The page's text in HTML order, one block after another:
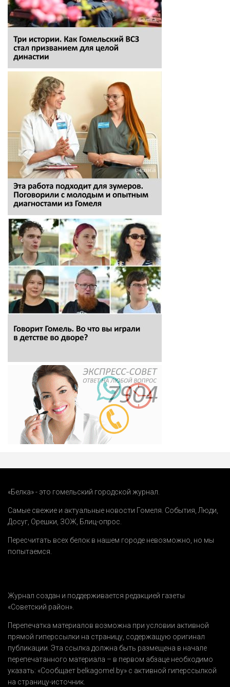
«Белка» - это гомельский городской журнал.
Самые свежие и актуальные новости Гомеля. События Люди
Досуг Орешки ЗОЖ Блиц-опрос
Пересчитать всех белок в нашем городе невозможно, но мы
попытаемся.
Журнал создан и поддерживается редакцией газеты
«Советский район».
Перепечатка материалов возможна при условии активной
прямой гиперссылки на страницу, содержащую оригинал
публикации. Эта ссылка должна быть размещена в начале
перепечатанного материала – в первом абзаце необходимо
указать: «Сообщает belkagomel.by» с активной гиперссылкой
на страницу-источник.